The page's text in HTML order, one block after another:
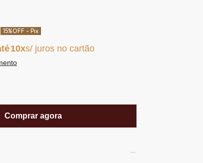
15%OFF - Pix
10
Comprar agora